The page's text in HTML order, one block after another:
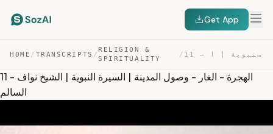
Get App
HOME / TRANSCRIPTS /
RELIGION &
SPIRITUALITY
/ 11 – الهجرة – الغار – وصول المدينة | السيرة النبوية | ا… — TRANSCRIPT
11 - الهجرة - الغار - وصول المدينة | السيرة النبوية | الشيخ نواف
السالم